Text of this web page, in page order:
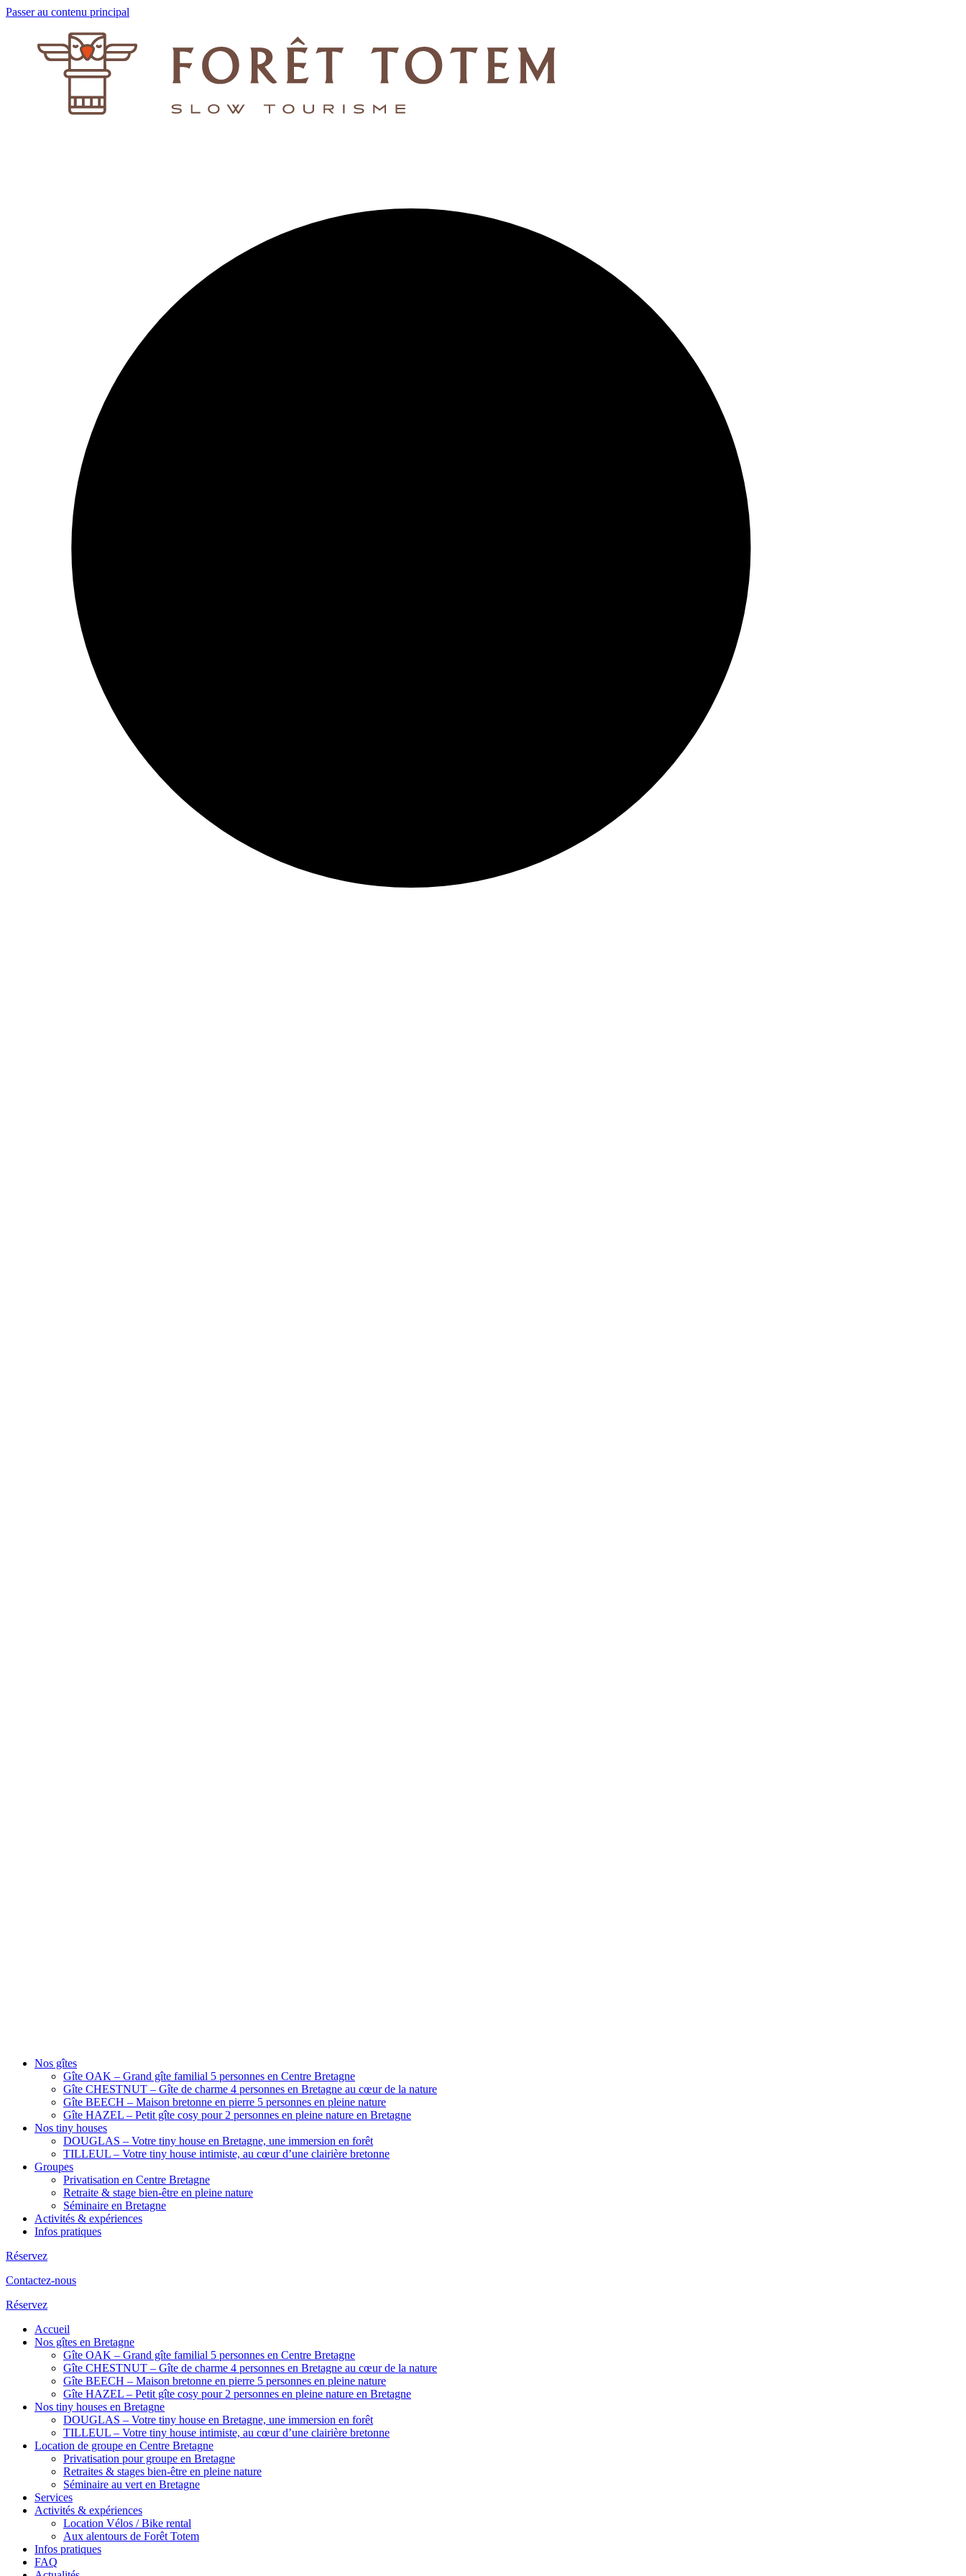
Passer au contenu principal
Nos gîtes
Gîte OAK – Grand gîte familial 5 personnes en Centre Bretagne
Gîte CHESTNUT – Gîte de charme 4 personnes en Bretagne au cœur de la nature
Gîte BEECH – Maison bretonne en pierre 5 personnes en pleine nature
Gîte HAZEL – Petit gîte cosy pour 2 personnes en pleine nature en Bretagne
Nos tiny houses
DOUGLAS – Votre tiny house en Bretagne, une immersion en forêt
TILLEUL – Votre tiny house intimiste, au cœur d’une clairière bretonne
Groupes
Privatisation en Centre Bretagne
Retraite & stage bien-être en pleine nature
Séminaire en Bretagne
Activités & expériences
Infos pratiques
Réservez
Contactez-nous
Réservez
Accueil
Nos gîtes en Bretagne
Gîte OAK – Grand gîte familial 5 personnes en Centre Bretagne
Gîte CHESTNUT – Gîte de charme 4 personnes en Bretagne au cœur de la nature
Gîte BEECH – Maison bretonne en pierre 5 personnes en pleine nature
Gîte HAZEL – Petit gîte cosy pour 2 personnes en pleine nature en Bretagne
Nos tiny houses en Bretagne
DOUGLAS – Votre tiny house en Bretagne, une immersion en forêt
TILLEUL – Votre tiny house intimiste, au cœur d’une clairière bretonne
Location de groupe en Centre Bretagne
Privatisation pour groupe en Bretagne
Retraites & stages bien-être en pleine nature
Séminaire au vert en Bretagne
Services
Activités & expériences
Location Vélos / Bike rental
Aux alentours de Forêt Totem
Infos pratiques
FAQ